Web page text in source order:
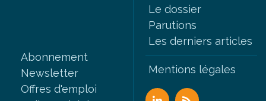
Le dossier
Parutions
Les derniers articles
Abonnement
Newsletter
Offres d'emploi
Mentions légales